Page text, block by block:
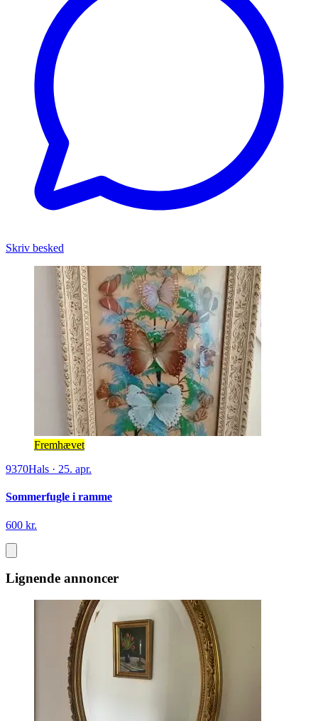
Skriv besked
Fremhævet
9370Hals · 25. apr.
Sommerfugle i ramme
600 kr.
Lignende annoncer